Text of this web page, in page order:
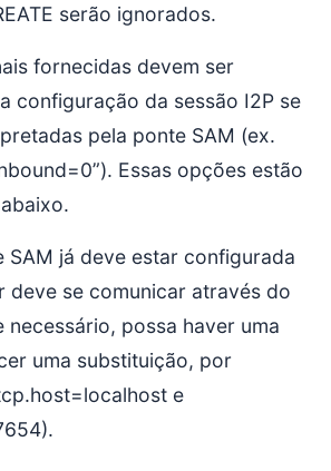
serão ignorados.
fornecidas devem ser
configuração da sessão I2P se
pela ponte SAM (ex.
Essas opções estão
SAM já deve estar configurada
deve se comunicar através do
necessário, possa haver uma
uma substituição, por
e